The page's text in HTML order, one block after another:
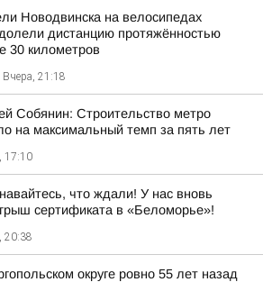
Новодвинска на велосипедах
дистанцию протяжённостью
30 километров
Вчера, 21:18
Собянин: Строительство метро
на максимальный темп за пять лет
17:10
что ждали! У нас вновь
сертификата в «Беломорье»!
20:38
округе ровно 55 лет назад